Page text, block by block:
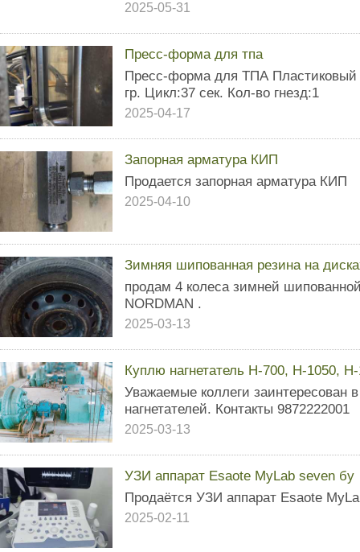
2025-05-31
Пресс-форма для тпа
Пресс-форма для ТПА
гр. Цикл:37 сек. Кол-во гнезд:1
2025-04-17
Запорная арматура КИП
Продается запорная арматура КИП
2025-04-10
Зимняя шипованная резина на
продам 4 колеса зимней
NORDMAN .
2025-03-13
Куплю нагнетатель Н-700, Н-1050,
Уважаемые коллеги заинтересован
нагнетателей. Контакты 9872222001
2025-03-13
УЗИ аппарат Esaote MyLab seven бу
Продаётся УЗИ аппарат Esaote
2025-02-11